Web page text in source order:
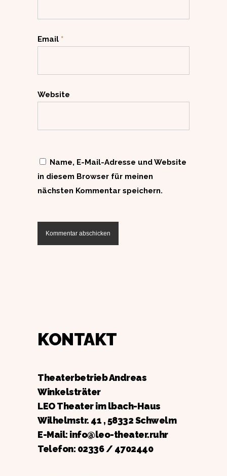
Email *
Website
Name, E-Mail-Adresse und Website
in diesem Browser für meinen
nächsten Kommentar speichern.
KONTAKT
Theaterbetrieb Andreas
Winkelsträter
LEO Theater im lbach-Haus
Wilhelmstr. 41 , 58332 Schwelm
E-Mail: info@leo-theater.ruhr
Telefon: 02336 / 4702440